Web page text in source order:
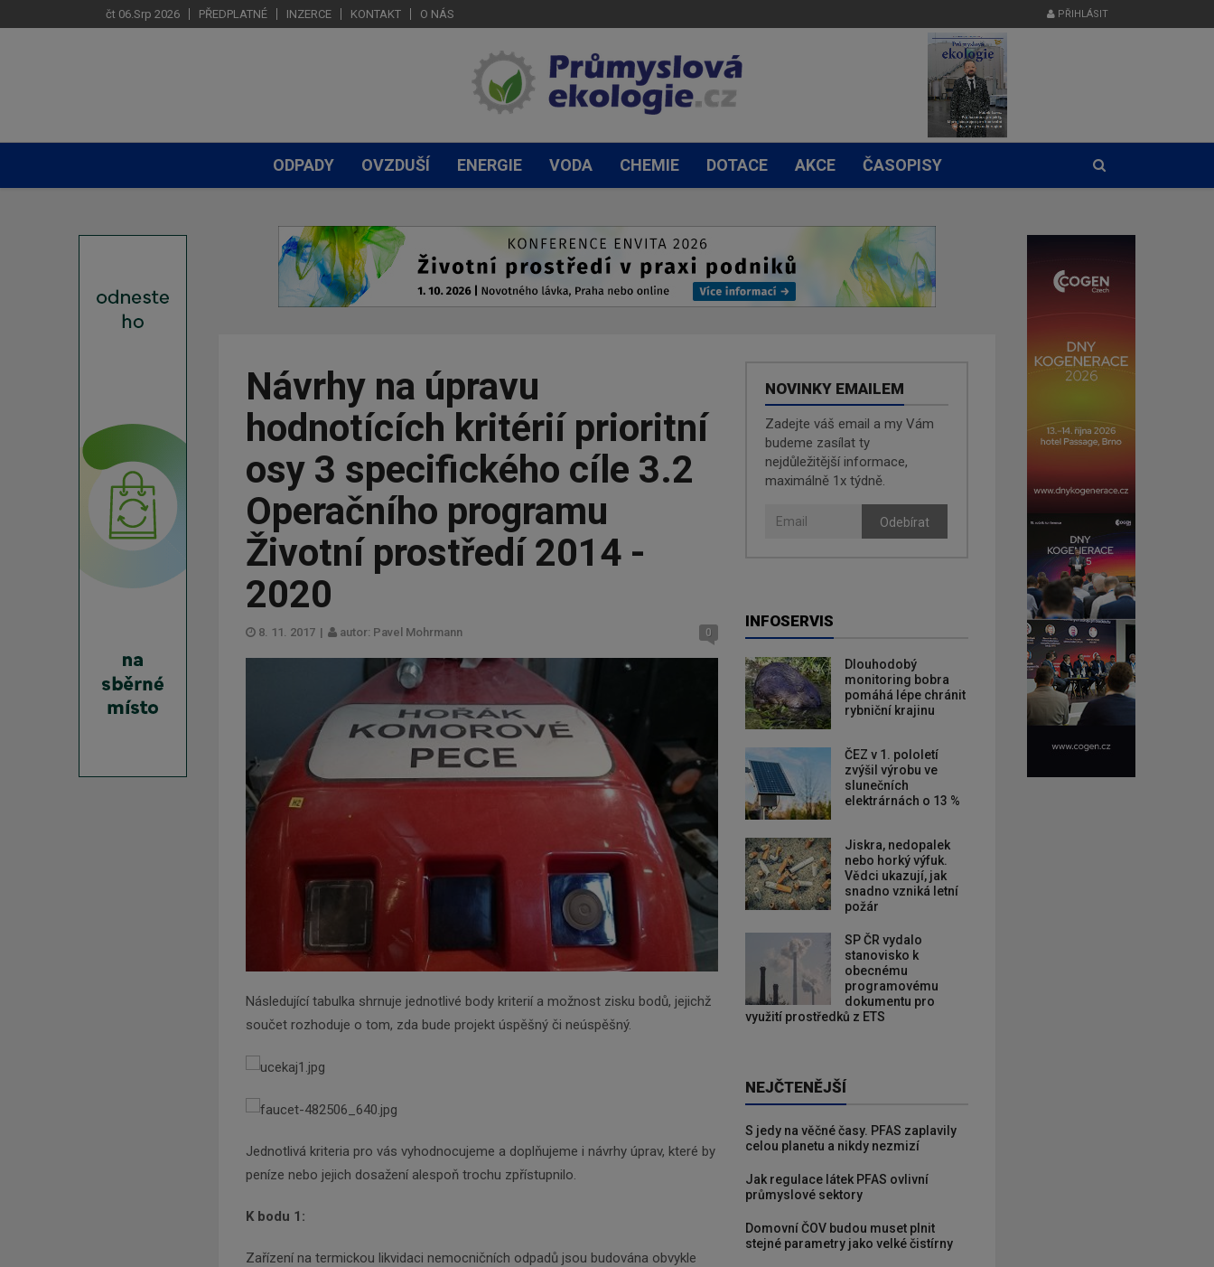
čt 06.Srp 2026 PŘEDPLATNÉ INZERCE KONTAKT O NÁS PŘIHLÁSIT
ODPADY OVZDUŠÍ ENERGIE VODA CHEMIE DOTACE AKCE ČASOPISY
Návrhy na úpravu
hodnotících kritérií prioritní
osy 3 specifického cíle 3.2
Operačního programu
Životní prostředí 2014 -
2020
8. 11. 2017 | autor: Pavel Mohrmann 0
Následující tabulka shrnuje jednotlivé body kriterií a možnost zisku bodů, jejichž
součet rozhoduje o tom, zda bude projekt úspěšný či neúspěšný.
Jednotlivá kriteria pro vás vyhodnocujeme a doplňujeme i návrhy úprav, které by
peníze nebo jejich dosažení alespoň trochu zpřístupnilo.
K bodu 1:
Zařízení na termickou likvidaci nemocničních odpadů jsou budována obvykle
NOVINKY EMAILEM
Zadejte váš email a my Vám
budeme zasílat ty
nejdůležitější informace,
maximálně 1x týdně.
Odebírat
INFOSERVIS
Dlouhodobý
monitoring bobra
pomáhá lépe chránit
rybniční krajinu
ČEZ v 1. pololetí
zvýšil výrobu ve
slunečních
elektrárnách o 13 %
Jiskra, nedopalek
nebo horký výfuk.
Vědci ukazují, jak
snadno vzniká letní
požár
SP ČR vydalo
stanovisko k
obecnému
programovému
dokumentu pro
využití prostředků z ETS
NEJČTENĚJŠÍ
S jedy na věčné časy. PFAS zaplavily
celou planetu a nikdy nezmizí
Jak regulace látek PFAS ovlivní
průmyslové sektory
Domovní ČOV budou muset plnit
stejné parametry jako velké čistírny